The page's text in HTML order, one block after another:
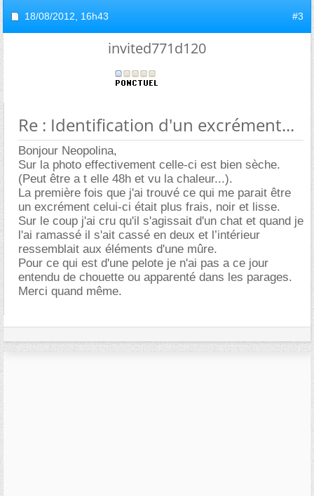
18/08/2012, 16h43 #3
invited771d120
Re : Identification d'un excrément...
Bonjour Neopolina,
Sur la photo effectivement celle-ci est bien sèche.
(Peut être a t elle 48h et vu la chaleur...).
La première fois que j'ai trouvé ce qui me parait être
un excrément celui-ci était plus frais, noir et lisse.
Sur le coup j'ai cru qu'il s'agissait d'un chat et quand je
l'ai ramassé il s'ait cassé en deux et l’intérieur
ressemblait aux éléments d'une mûre.
Pour ce qui est d'une pelote je n'ai pas a ce jour
entendu de chouette ou apparenté dans les parages.
Merci quand même.